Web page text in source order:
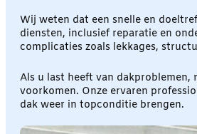
Wij weten dat een snelle en
diensten, inclusief reparatie en
complicaties zoals lekkages,
Als u last heeft van dakproblemen,
voorkomen. Onze ervaren
dak weer in topconditie brengen.